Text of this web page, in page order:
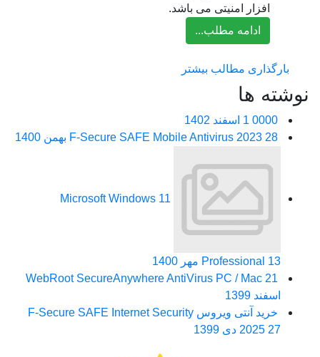
افزار امنیتی می باشد.
ادامه مطلب...
بارگذاری مطالب بیشتر
نوشته ها
0000 1 اسفند 1402
F-Secure SAFE Mobile Antivirus 202328 بهمن 1400
Microsoft Windows 11
Professional13 مهر 1400
WebRoot SecureAnywhere AntiVirus PC / Mac21
اسفند 1399
خرید آنتی ویروس F-Secure SAFE Internet Security
202527 دی 1399